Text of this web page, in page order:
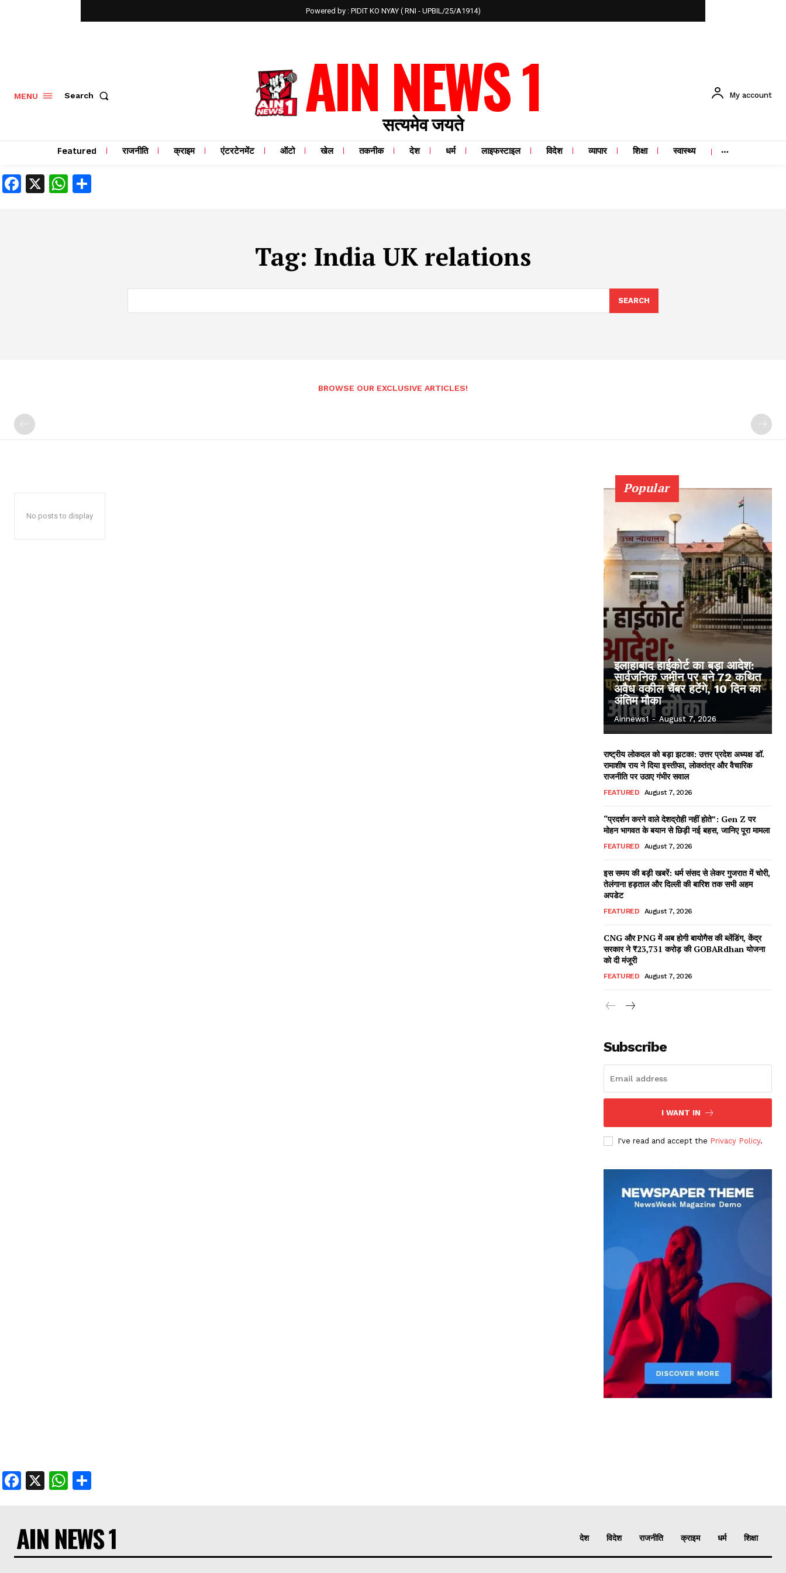
Powered by : PIDIT KO NYAY ( RNI - UPBIL/25/A1914)
MENU Search AIN NEWS 1
सत्यमेव जयते
My account
Featured राजनीति क्राइम एंटरटेनमेंट ऑटो खेल तकनीक देश धर्म लाइफस्टाइल विदेश व्यापार शिक्षा स्वास्थ्य
Facebook
X WhatsApp
Tag: India UK relations
SEARCH
BROWSE OUR EXCLUSIVE ARTICLES!
No posts to display
Popular
इलाहाबाद हाईकोर्ट का बड़ा आदेश:
सार्वजनिक जमीन पर बने 72 कथित
अवैध वकील चैंबर हटेंगे, 10 दिन का
अंतिम मौका
Ainnews1 - August 7, 2026
राष्ट्रीय लोकदल को बड़ा झटका: उत्तर प्रदेश अध्यक्ष डॉ.
रामाशीष राय ने दिया इस्तीफा, लोकतंत्र और वैचारिक
राजनीति पर उठाए गंभीर सवाल
FEATURED August 7, 2026
“प्रदर्शन करने वाले देशद्रोही नहीं होते”: Gen Z पर
मोहन भागवत के बयान से छिड़ी नई बहस, जानिए पूरा मामला
FEATURED August 7, 2026
इस समय की बड़ी खबरें: धर्म संसद से लेकर गुजरात में चोरी,
तेलंगाना हड़ताल और दिल्ली की बारिश तक सभी अहम
अपडेट
FEATURED August 7, 2026
CNG और PNG में अब होगी बायोगैस की ब्लेंडिंग, केंद्र
सरकार ने ₹23,731 करोड़ की GOBARdhan योजना
को दी मंजूरी
FEATURED August 7, 2026
Subscribe
I WANT IN
I've read and accept the Privacy Policy.
Facebook
X WhatsApp
AIN NEWS 1 देश विदेश राजनीति क्राइम धर्म शिक्षा